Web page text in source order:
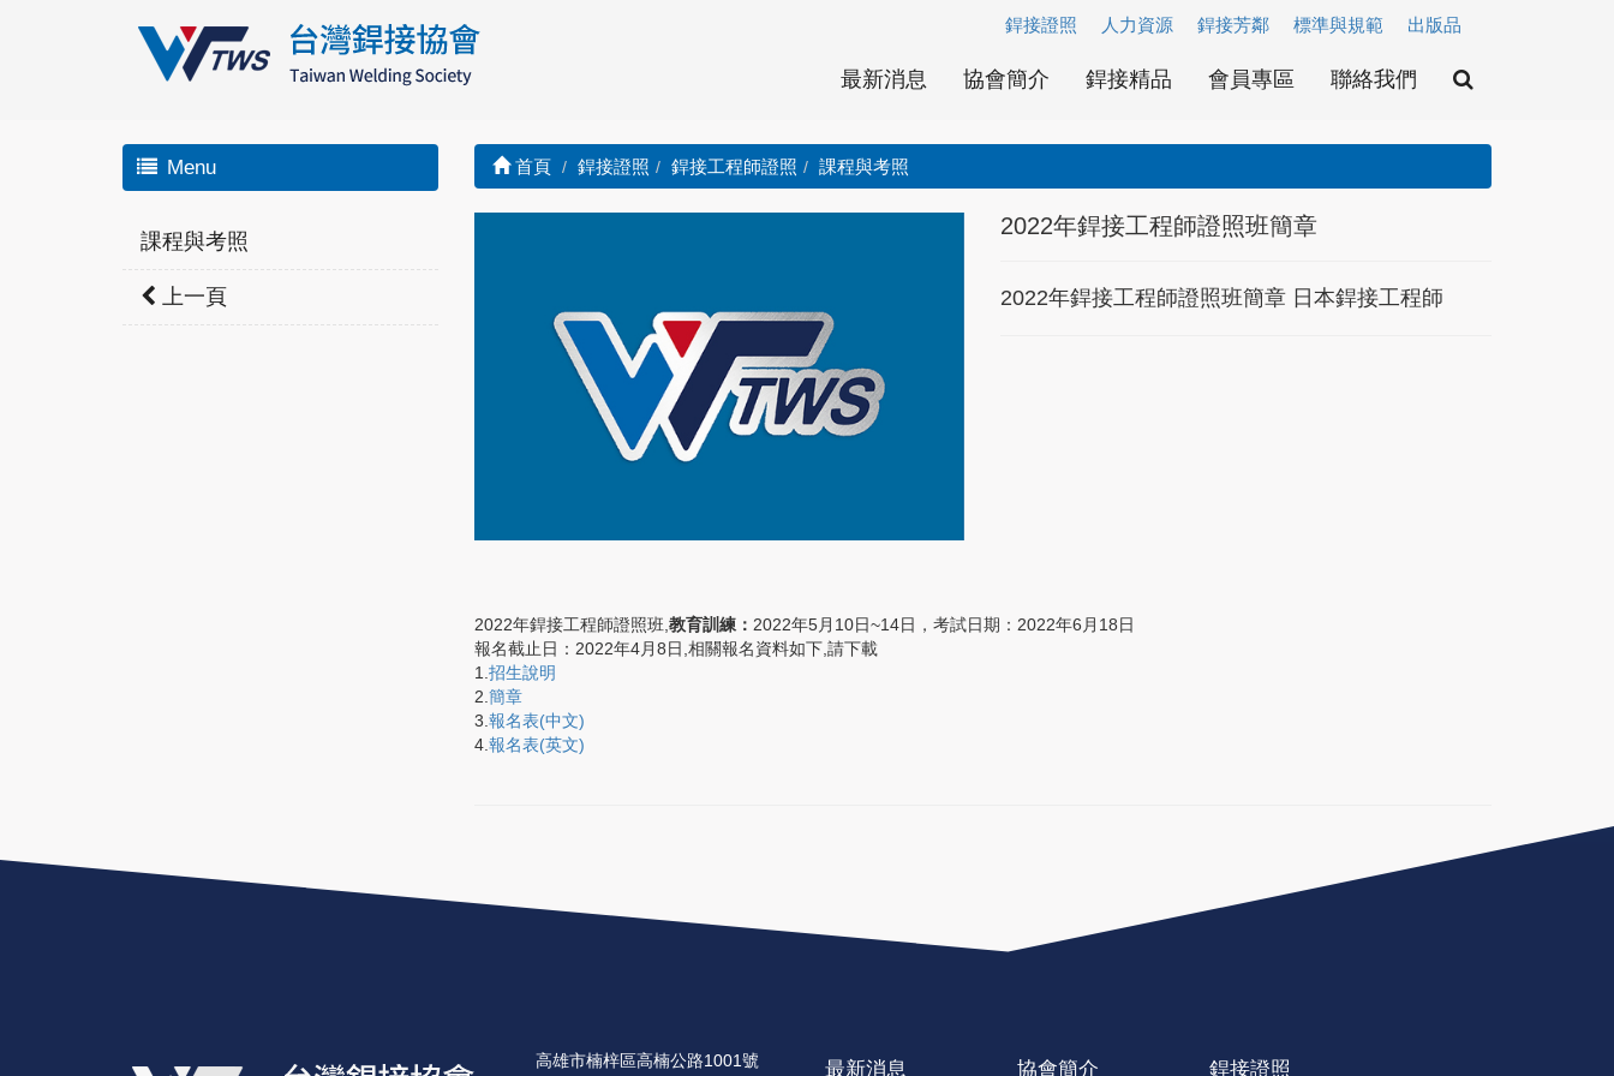
銲接證照 人力資源 銲接芳鄰 標準與規範 出版品
最新消息 協會簡介 銲接精品 會員專區 聯絡我們
Menu
課程與考照
上一頁
首頁 銲接證照 銲接工程師證照 課程與考照
2022年銲接工程師證照班簡章
2022年銲接工程師證照班簡章 日本銲接工程師
2022年銲接工程師證照班, 教育訓練： 2022年5月10日~14日，考試日期：2022年6月18日
報名截止日： 2022年4月8日 ,相關報名資料如下,請下載
1. 招生說明
2. 簡章
3. 報名表(中文)
4. 報名表(英文)
高雄市楠梓區高楠公路1001號 最新消息 協會簡介 銲接證照